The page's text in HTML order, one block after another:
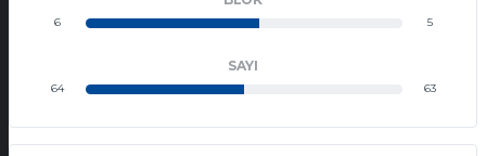
6 5
SAYI
64 63